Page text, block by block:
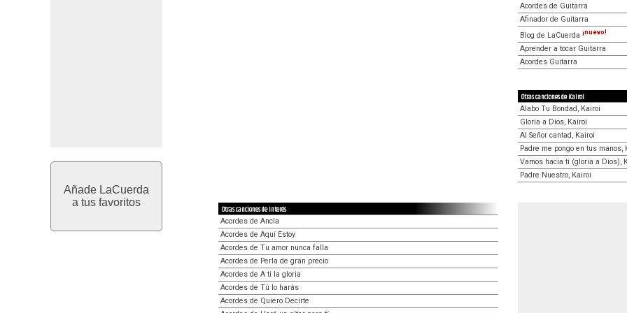
Añade LaCuerda
a tus favoritos
Acordes de Guitarra
Afinador de Guitarra
Blog de LaCuerda ¡nuevo!
Aprender a tocar Guitarra
Acordes Guitarra
Otras canciones de Kairoi
Alabo Tu Bondad, Kairoi
Gloria a Dios, Kairoi
Al Señor cantad, Kairoi
Padre me pongo en tus manos,
Vamos hacia ti (gloria a Dios),
Padre Nuestro, Kairoi
Otras canciones de interés
Acordes de Ancla
Acordes de Aquí Estoy
Acordes de Tu amor nunca falla
Acordes de Perla de gran precio
Acordes de A ti la gloria
Acordes de Tú lo harás
Acordes de Quiero Decirte